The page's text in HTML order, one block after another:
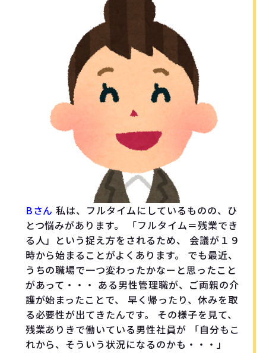
Bさん 私は、フルタイムにしているものの、ひ
とつ悩みがあります。 「フルタイム＝残業でき
る人」という捉え方をされるため、 会議が１９
時から始まることがよくあります。 でも最近、
うちの職場で一つ変わったかなーと思ったこと
があって・・・ ある男性管理職が、ご両親の介
護が始まったことで、 早く帰ったり、休みを取
る必要性が出てきたんです。 その様子を見て、
残業ありきで働いている男性社員が 「自分もこ
れから、そういう状況になるのかも・・・」